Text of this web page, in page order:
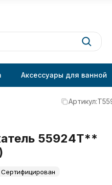
Аксессуары для ванной
Артикул:
55924Т**
Сертифицирован